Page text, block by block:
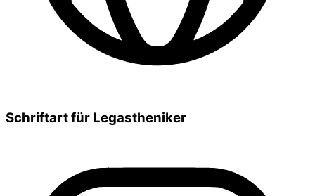
Schriftart für Legastheniker